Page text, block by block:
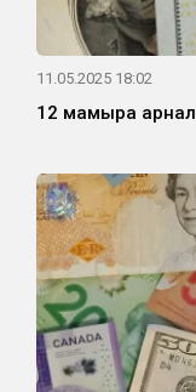
11.05.2025 18:02
12 мамырға